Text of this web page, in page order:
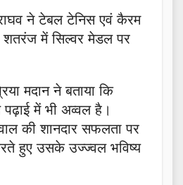
ने टेबल टेनिस एवं कैरम
शतरंज में सिल्वर मेडल पर
मदान ने बताया कि
में भी अव्वल है।
की शानदार सफलता पर
हुए उसके उज्ज्वल भविष्य